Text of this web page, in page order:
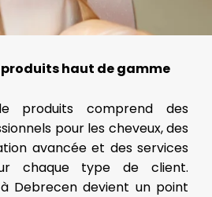
haut de gamme
produits comprend des
pour les cheveux, des
avancée et des services
chaque type de client.
Debrecen devient un point